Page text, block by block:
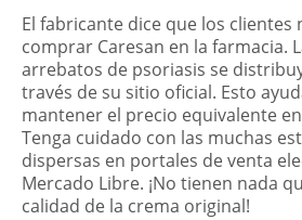
El fabricante dice que los clientes
comprar Caresan en la farmacia.
arrebatos de psoriasis se
través de su sitio oficial. Esto
mantener el precio equivalente
Tenga cuidado con las muchas
dispersas en portales de venta
Mercado Libre. ¡No tienen nada
calidad de la crema original!